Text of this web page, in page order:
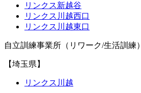
リンクス新越谷
リンクス川越西口
リンクス川越東口
自立訓練事業所（リワーク/生活訓練）
【埼玉県】
リンクス川越